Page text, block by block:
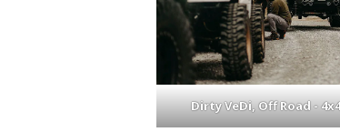
Dirty VeDi, Off Road -